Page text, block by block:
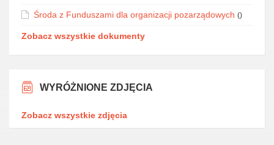
Środa z Funduszami dla organizacji pozarządowych ()
Zobacz wszystkie dokumenty
WYRÓŻNIONE ZDJĘCIA
Zobacz wszystkie zdjęcia